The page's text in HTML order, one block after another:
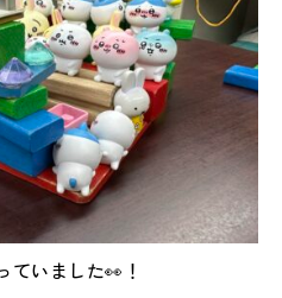
ていました👀！